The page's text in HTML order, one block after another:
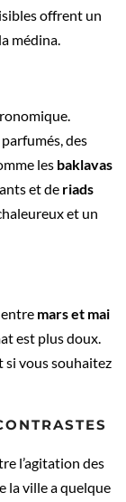
offrent un
médina.
parfumés, des
les baklavas
et de riads
et un
mars et mai
est plus doux.
si vous souhaitez
l’agitation des
la ville a quelque